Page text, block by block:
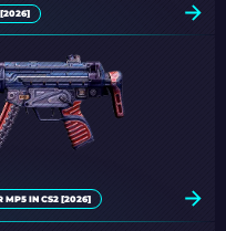
[2026]
MP5 IN CS2 [2026]